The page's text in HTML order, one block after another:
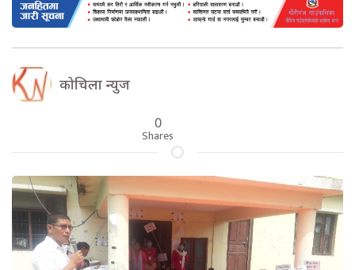
कोचिला न्युज
0
Shares